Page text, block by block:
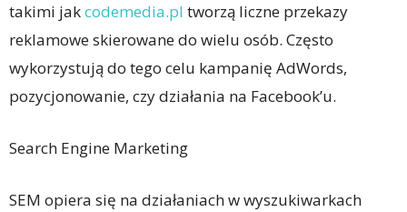
takimi jakcodemedia.pl tworzą liczne przekazy
reklamowe skierowane do wielu osób. Często
wykorzystują do tego celu kampanię AdWords,
pozycjonowanie, czy działania na Facebook’u.
Search Engine Marketing
SEM opiera się na działaniach w wyszukiwarkach